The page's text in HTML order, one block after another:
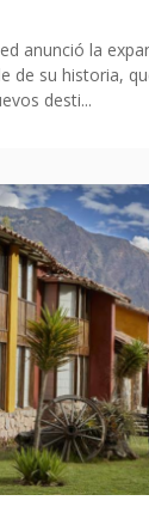
anunció la
de su historia,
desti...